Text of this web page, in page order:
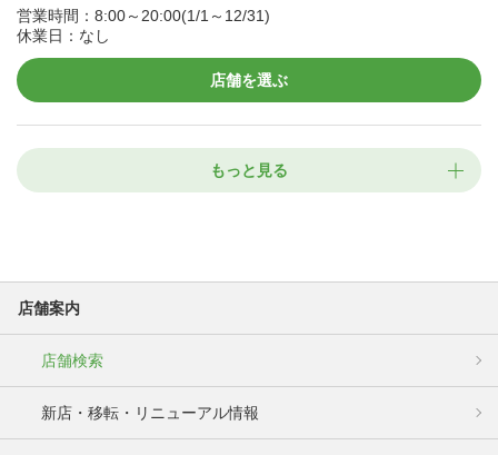
営業時間：8:00～20:00(1/1～12/31)
休業日：なし
店舗を選ぶ
もっと見る
店舗案内
店舗検索
新店・移転・リニューアル情報